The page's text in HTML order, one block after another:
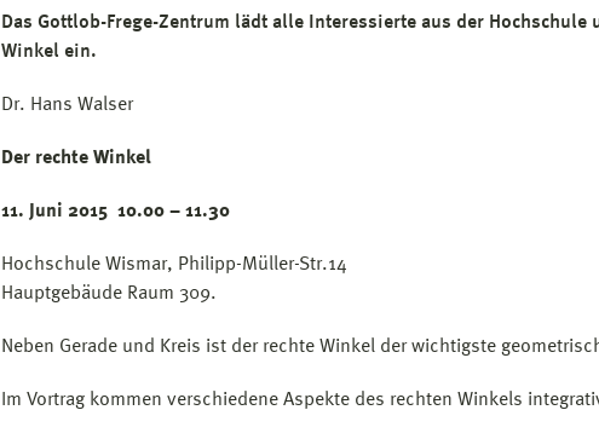
Das Gottlob-Frege-Zentrum lädt alle Interessierte aus der
Winkel ein.
Dr. Hans Walser
Der rechte Winkel
11. Juni 2015 10.00 – 11.30
Hochschule Wismar, Philipp-Müller-Str.14
Hauptgebäude Raum 309.
Neben Gerade und Kreis ist der rechte Winkel der wichtigste
Im Vortrag kommen verschiedene Aspekte des rechten Winkels